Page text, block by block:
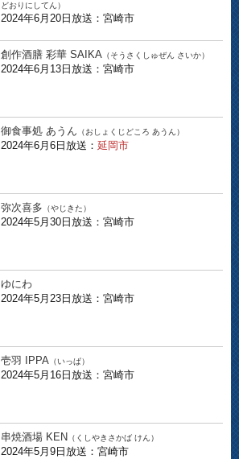
どおりにしてん）
2024年6月20日放送：宮崎市
創作酒膳 彩華 SAIKA （そうさくしゅぜん さいか）
2024年6月13日放送：宮崎市
御食事処 あうん （おしょくじどころ あうん）
2024年6月6日放送： 延岡市
弥次喜多 （やじきた）
2024年5月30日放送：宮崎市
ゆにわ
2024年5月23日放送：宮崎市
壱羽 IPPA （いっぱ）
2024年5月16日放送：宮崎市
串焼酒場 KEN （くしやきさかば けん）
2024年5月9日放送：宮崎市